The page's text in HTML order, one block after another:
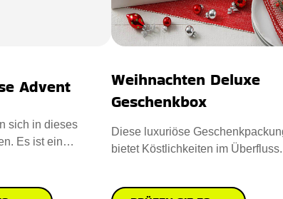
Advent
sich in dieses
Es ist ein
Weihnachten Deluxe
Geschenkbox
Diese luxuriöse
bietet Köstlichkeiten im